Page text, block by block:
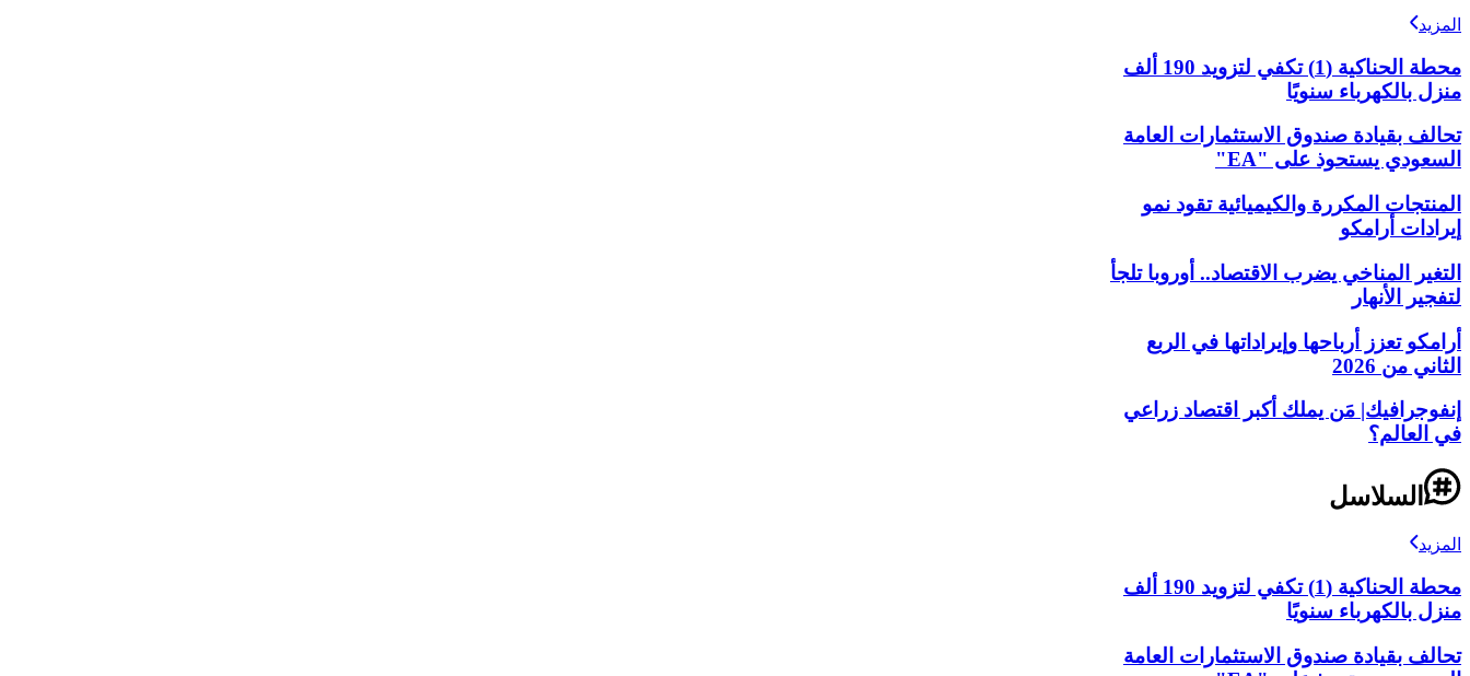
المزيد
محطة الحناكية (1) تكفي لتزويد 190 ألف
منزل بالكهرباء سنويًا
تحالف بقيادة صندوق الاستثمارات العامة
السعودي يستحوذ على "EA"
المنتجات المكررة والكيميائية تقود نمو
إيرادات أرامكو
التغير المناخي يضرب الاقتصاد.. أوروبا تلجأ
لتفجير الأنهار
أرامكو تعزز أرباحها وإيراداتها في الربع
الثاني من 2026
إنفوجرافيك| مَن يملك أكبر اقتصاد زراعي
في العالم؟
السلاسل
المزيد
محطة الحناكية (1) تكفي لتزويد 190 ألف
منزل بالكهرباء سنويًا
تحالف بقيادة صندوق الاستثمارات العامة